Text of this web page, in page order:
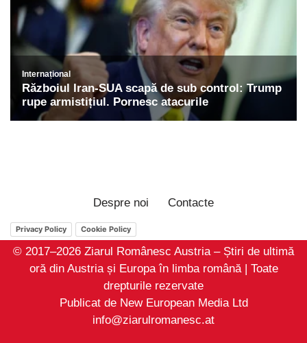
Despre noi Contacte
Privacy Policy Cookie Policy
© 2017–2026 Ziarul Românesc Austria – Știri de ultimă
oră din Austria și Europa în limba română | Toate
drepturile rezervate
Publicat de New European Media Ltd
info@ziarulromanesc.at